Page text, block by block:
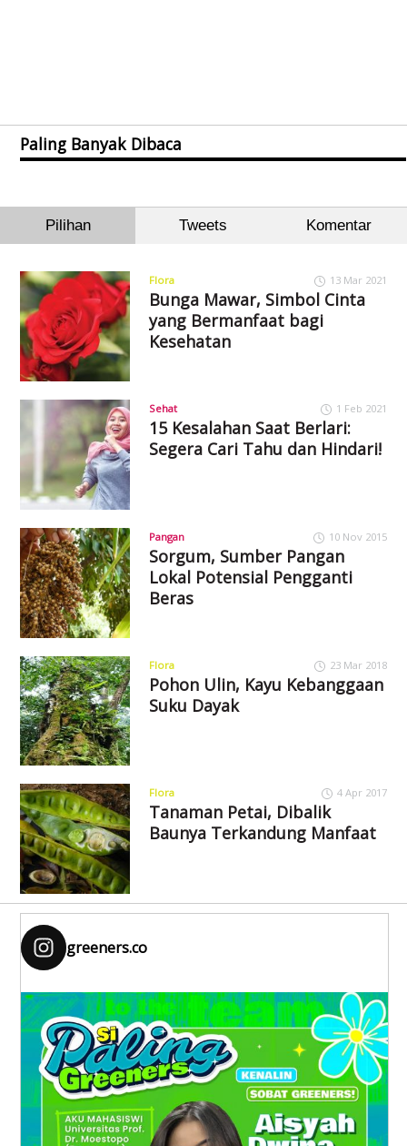
Paling Banyak Dibaca
Pilihan Tweets Komentar
Flora 13 Mar 2021
Bunga Mawar, Simbol Cinta
yang Bermanfaat bagi
Kesehatan
Sehat 1 Feb 2021
15 Kesalahan Saat Berlari:
Segera Cari Tahu dan Hindari!
Pangan 10 Nov 2015
Sorgum, Sumber Pangan
Lokal Potensial Pengganti
Beras
Flora 23 Mar 2018
Pohon Ulin, Kayu Kebanggaan
Suku Dayak
Flora 4 Apr 2017
Tanaman Petai, Dibalik
Baunya Terkandung Manfaat
greeners.co